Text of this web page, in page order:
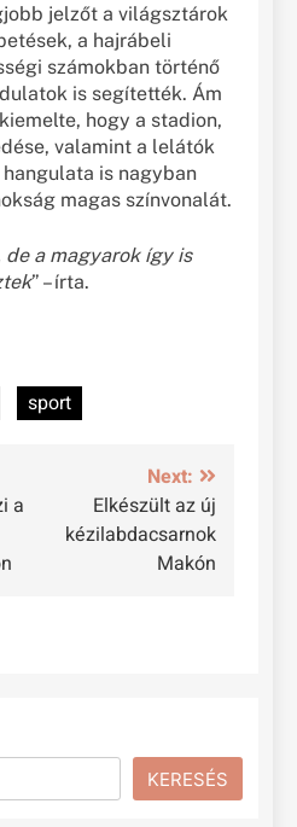
jelzőt a világsztárok
a hajrábeli
számokban történő
is segítették. Ám
hogy a stadion,
valamint a lelátók
is nagyban
magas színvonalát.
a magyarok így is
” – írta.
sport
a
Next:
Elkészült az új
kézilabdacsarnok
Makón
KERESÉS